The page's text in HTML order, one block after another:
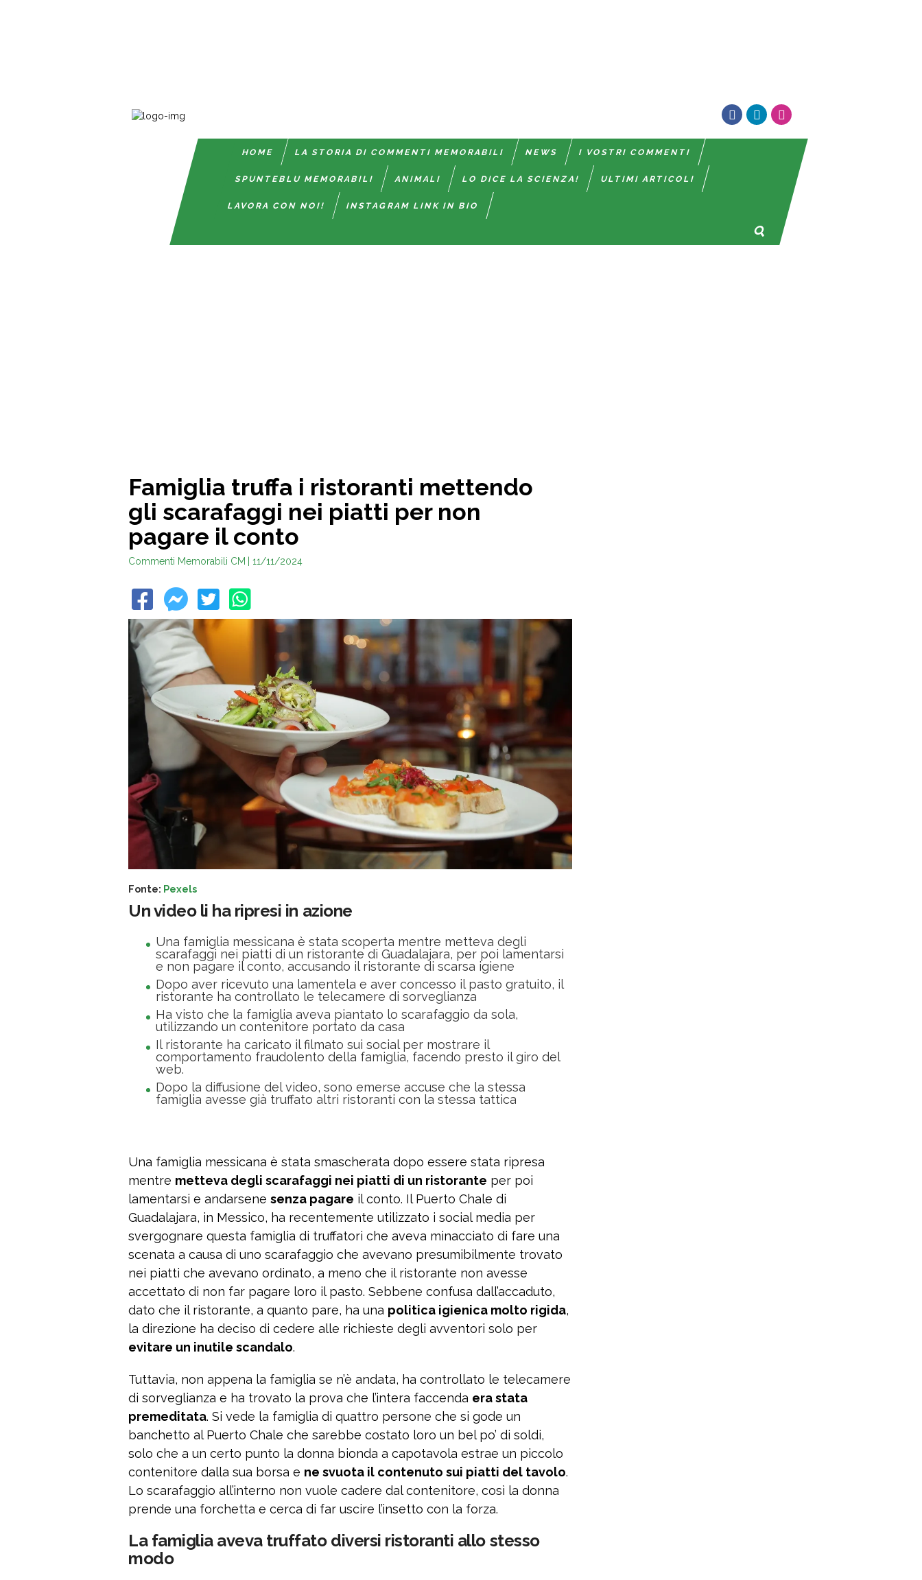
HOME LA STORIA DI COMMENTI MEMORABILI NEWS I VOSTRI COMMENTI
SPUNTEBLU MEMORABILI ANIMALI LO DICE LA SCIENZA! ULTIMI ARTICOLI
LAVORA CON NOI! INSTAGRAM LINK IN BIO
Famiglia truffa i ristoranti mettendo
gli scarafaggi nei piatti per non
pagare il conto
Commenti Memorabili CM | 11/11/2024
Fonte: Pexels
Un video li ha ripresi in azione
Una famiglia messicana è stata scoperta mentre metteva degli
scarafaggi nei piatti di un ristorante di Guadalajara, per poi lamentarsi
e non pagare il conto, accusando il ristorante di scarsa igiene
Dopo aver ricevuto una lamentela e aver concesso il pasto gratuito, il
ristorante ha controllato le telecamere di sorveglianza
Ha visto che la famiglia aveva piantato lo scarafaggio da sola,
utilizzando un contenitore portato da casa
Il ristorante ha caricato il filmato sui social per mostrare il
comportamento fraudolento della famiglia, facendo presto il giro del
web.
Dopo la diffusione del video, sono emerse accuse che la stessa
famiglia avesse già truffato altri ristoranti con la stessa tattica
Una famiglia messicana è stata smascherata dopo essere stata ripresa
mentre metteva degli scarafaggi nei piatti di un ristorante per poi
lamentarsi e andarsene senza pagare il conto. Il Puerto Chale di
Guadalajara, in Messico, ha recentemente utilizzato i social media per
svergognare questa famiglia di truffatori che aveva minacciato di fare una
scenata a causa di uno scarafaggio che avevano presumibilmente trovato
nei piatti che avevano ordinato, a meno che il ristorante non avesse
accettato di non far pagare loro il pasto. Sebbene confusa dall’accaduto,
dato che il ristorante, a quanto pare, ha una politica igienica molto rigida,
la direzione ha deciso di cedere alle richieste degli avventori solo per
evitare un inutile scandalo.
Tuttavia, non appena la famiglia se n’è andata, ha controllato le telecamere
di sorveglianza e ha trovato la prova che l’intera faccenda era stata
premeditata. Si vede la famiglia di quattro persone che si gode un
banchetto al Puerto Chale che sarebbe costato loro un bel po’ di soldi,
solo che a un certo punto la donna bionda a capotavola estrae un piccolo
contenitore dalla sua borsa e ne svuota il contenuto sui piatti del tavolo.
Lo scarafaggio all’interno non vuole cadere dal contenitore, così la donna
prende una forchetta e cerca di far uscire l’insetto con la forza.
La famiglia aveva truffato diversi ristoranti allo stesso
modo